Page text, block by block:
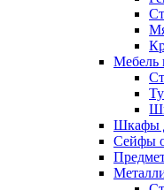
Мебель
Шкафы
Сейфы